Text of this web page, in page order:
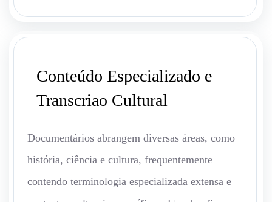
Conteúdo Especializado e
Transcriao Cultural
Documentários abrangem diversas áreas, como
história, ciência e cultura, frequentemente
contendo terminologia especializada extensa e